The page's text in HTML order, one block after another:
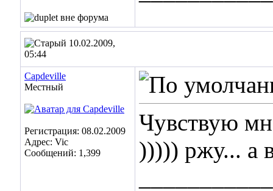
10.02.2009,
05:44
Capdeville
Местный
Регистрация: 08.02.2009
Адрес: Vic
Сообщений: 1,399
Чувствую
))))) ржу... а